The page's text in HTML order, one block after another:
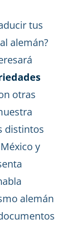
tus
alemán?
otras
distintos
y
alemán